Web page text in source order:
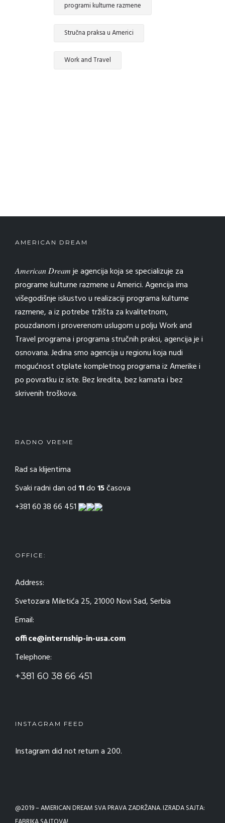
programi kulturne razmene
Stručna praksa u Americi
Work and Travel
AMERICAN DREAM
American Dreamje agencija koja se specializuje za
programe kulturne razmene u Americi. Agencija ima
višegodišnje iskustvo u realizaciji programa kulturne
razmene, a iz potrebe tržišta za kvalitetnom,
pouzdanom i proverenom uslugom u polju Work and
Travel programa i programa stručnih praksi, agencija je i
osnovana. Jedina smo agencija u regionu koja nudi
mogućnost otplate kompletnog programa iz Amerike i
po povratku iz iste. Bez kredita, bez kamata i bez
skrivenih troškova.
RADNO VREME
Rad sa klijentima
Svaki radni dan od11do15časova
+381 60 38 66 451
OFFICE:
Address:
Svetozara Miletića 25, 21000 Novi Sad, Serbia
Email:
office@internship-in-usa.com
Telephone:
+381 60 38 66 451
INSTAGRAM FEED
Instagram did not return a 200.
@2019 –AMERICAN DREAM SVA PRAVA ZADRŽANA. IZRADA SAJTA: